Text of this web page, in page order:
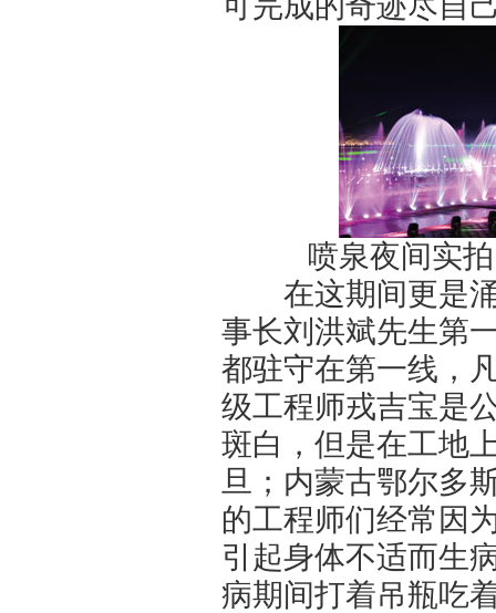
喷泉夜
在这期间更是涌
事长刘洪斌先生第
都驻守在第一线，
级工程师戎吉宝是
斑白，但是在工地
旦；内蒙古鄂尔多
的工程师们经常因
引起身体不适而生
病期间打着吊瓶吃